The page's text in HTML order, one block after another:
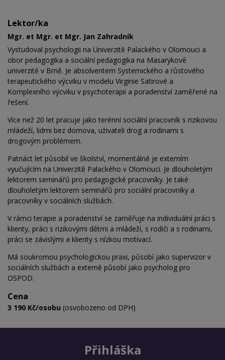
Lektor/ka
Mgr. et Mgr. et Mgr. Jan Zahradník
Vystudoval psychologii na Univerzitě Palackého v Olomouci a
obor pedagogika a sociální pedagogika na Masarykově
univerzitě v Brně. Je absolventem Systemického a růstového
terapeutického výcviku v modelu Virginie Satirové a
Komplexního výcviku v psychoterapii a poradenství zaměřené na
řešení.
Více než 20 let pracuje jako terénní sociální pracovník s rizikovou
mládeží, lidmi bez domova, uživateli drog a rodinami s
drogovým problémem.
Patnáct let působil ve školství, momentálně je externím
vyučujícím na Univerzitě Palackého v Olomouci. Je dlouholetým
lektorem seminářů pro pedagogické pracovníky. Je také
dlouholetým lektorem seminářů pro sociální pracovníky a
pracovníky v sociálních službách.
V rámci terapie a poradenství se zaměřuje na individuální práci s
klienty, práci s rizikovými dětmi a mládeží, s rodiči a s rodinami,
práci se závislými a klienty s nízkou motivací.
Má soukromou psychologickou praxi, působí jako supervizor v
sociálních službách a externě působí jako psycholog pro
OSPOD.
Cena
3 190 Kč/osobu (osvobozeno od DPH)
Přihláška